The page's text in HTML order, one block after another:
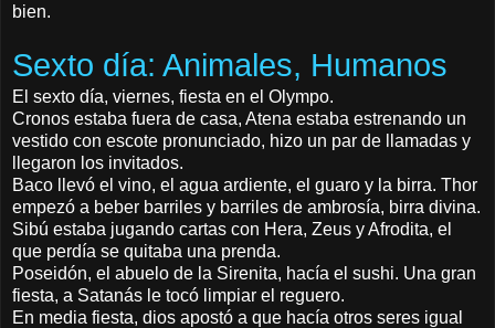
bien.
Sexto día: Animales, Humanos
El sexto día, viernes, fiesta en el Olympo.
Cronos estaba fuera de casa, Atena estaba estrenando un
vestido con escote pronunciado, hizo un par de llamadas y
llegaron los invitados.
Baco llevó el vino, el agua ardiente, el guaro y la birra. Thor
empezó a beber barriles y barriles de ambrosía, birra divina.
Sibú estaba jugando cartas con Hera, Zeus y Afrodita, el
que perdía se quitaba una prenda.
Poseidón, el abuelo de la Sirenita, hacía el sushi. Una gran
fiesta, a Satanás le tocó limpiar el reguero.
En media fiesta, dios apostó a que hacía otros seres igual